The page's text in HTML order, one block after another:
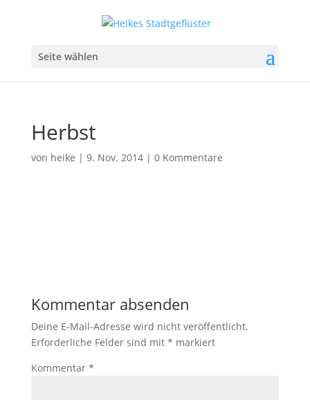
Seite wählen
Herbst
von heike | 9. Nov. 2014| 0 Kommentare
Kommentar absenden
Deine E-Mail-Adresse wird nicht veröffentlicht.
Erforderliche Felder sind mit * markiert
Kommentar *